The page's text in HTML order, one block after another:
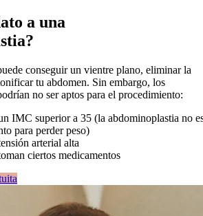
a una
conseguir un vientre plano, eliminar la
tu abdomen. Sin embargo, los
no ser aptos para el procedimiento:
IMC superior a 35 (la abdominoplastia no
para perder peso)
arterial alta
ciertos medicamentos